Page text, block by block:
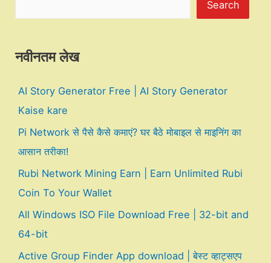
Search
नवीनतम लेख
AI Story Generator Free | AI Story Generator
Kaise kare
Pi Network से पैसे कैसे कमाएं? घर बैठे मोबाइल से माइनिंग का
आसान तरीका!
Rubi Network Mining Earn | Earn Unlimited Rubi
Coin To Your Wallet
All Windows ISO File Download Free | 32-bit and
64-bit
Active Group Finder App download | बेस्ट व्हाट्सएप